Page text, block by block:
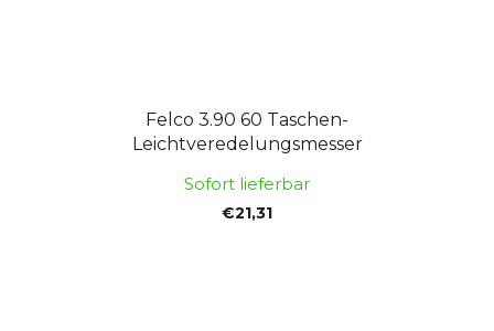
Felco 3.90 60 Taschen-
Leichtveredelungsmesser
Sofort lieferbar
€21,31